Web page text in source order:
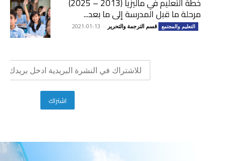
مرحلة ما قبل المدرسة إلى ما بعد...
التعليم والمجتمع قسم الترجمة والتحرير -
2021-01-13